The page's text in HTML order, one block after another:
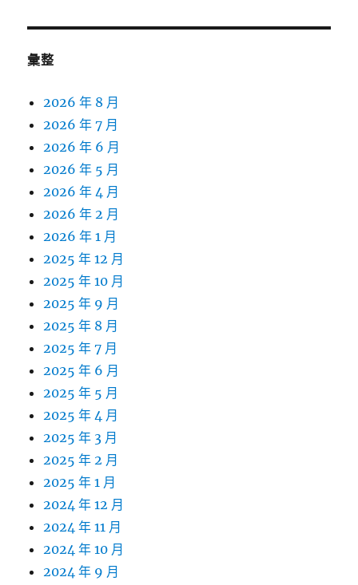
彙整
2026 年 8 月
2026 年 7 月
2026 年 6 月
2026 年 5 月
2026 年 4 月
2026 年 2 月
2026 年 1 月
2025 年 12 月
2025 年 10 月
2025 年 9 月
2025 年 8 月
2025 年 7 月
2025 年 6 月
2025 年 5 月
2025 年 4 月
2025 年 3 月
2025 年 2 月
2025 年 1 月
2024 年 12 月
2024 年 11 月
2024 年 10 月
2024 年 9 月